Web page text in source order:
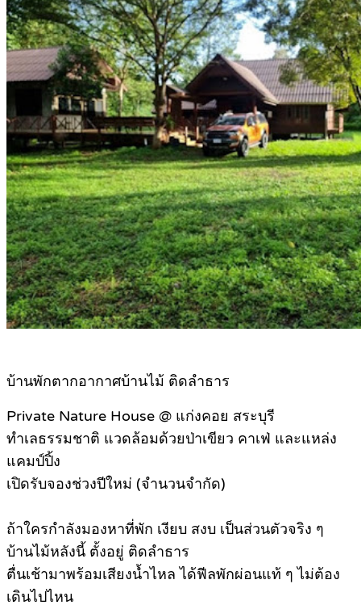
บ้านพักตากอากาศบ้านไม้ ติดลำธาร
Private Nature House @ แก่งคอย สระบุรี
ทำเลธรรมชาติ แวดล้อมด้วยป่าเขียว คาเฟ่ และแหล่ง
แคมป์ปิ้ง
เปิดรับจองช่วงปีใหม่ (จำนวนจำกัด)
ถ้าใครกำลังมองหาที่พัก เงียบ สงบ เป็นส่วนตัวจริง ๆ
บ้านไม้หลังนี้ ตั้งอยู่ ติดลำธาร
ตื่นเช้ามาพร้อมเสียงน้ำไหล ได้ฟีลพักผ่อนแท้ ๆ ไม่ต้อง
เดินไปไหน